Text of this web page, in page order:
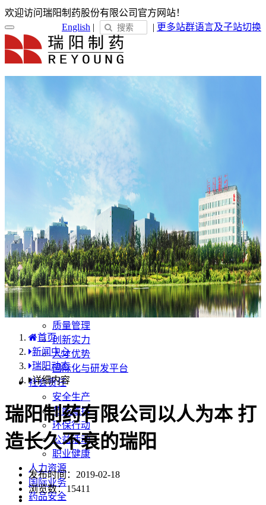
欢迎访问瑞阳制药股份有限公司官方网站！
语言及子站切换
English | | 更多站群
关于瑞阳
瑞阳简介
企业文化
新闻中心
瑞阳动态
通知公告
媒体聚焦
员工天地
企业电子报
产品服务
产品中心
国内分布
学术合规
企业优势
质量管理
创新实力
人才优势
国际化与研发平台
社会责任
安全生产
节能减排
环保行动
公益活动
职业健康
人力资源
国际业务
药品安全
首页
新闻中心
瑞阳动态
详细内容
瑞阳制药有限公司以人为本 打
造长久不衰的瑞阳
发布时间：2019-02-18
浏览数：15411